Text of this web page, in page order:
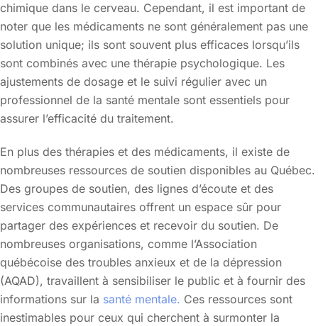
chimique dans le cerveau. Cependant, il est important de
noter que les médicaments ne sont généralement pas une
solution unique; ils sont souvent plus efficaces lorsqu’ils
sont combinés avec une thérapie psychologique. Les
ajustements de dosage et le suivi régulier avec un
professionnel de la santé mentale sont essentiels pour
assurer l’efficacité du traitement.
En plus des thérapies et des médicaments, il existe de
nombreuses ressources de soutien disponibles au Québec.
Des groupes de soutien, des lignes d’écoute et des
services communautaires offrent un espace sûr pour
partager des expériences et recevoir du soutien. De
nombreuses organisations, comme l’Association
québécoise des troubles anxieux et de la dépression
(AQAD), travaillent à sensibiliser le public et à fournir des
informations sur la santé mentale. Ces ressources sont
inestimables pour ceux qui cherchent à surmonter la